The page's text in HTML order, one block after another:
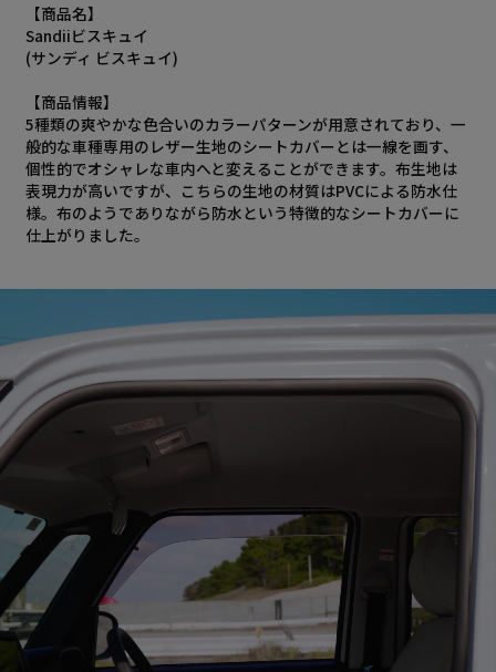
【商品名】
Sandiiビスキュイ
(サンディ ビスキュイ)
【商品情報】
5種類の爽やかな色合いのカラーパターンが用意されており、一
般的な車種専用のレザー生地のシートカバーとは一線を画す、
個性的でオシャレな車内へと変えることができます。布生地は
表現力が高いですが、こちらの生地の材質はPVCによる防水仕
様。布のようでありながら防水という特徴的なシートカバーに
仕上がりました。